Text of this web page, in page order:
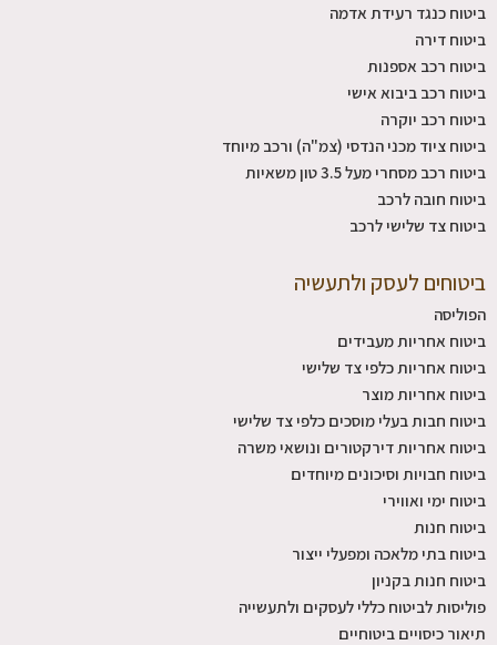
ביטוח כנגד רעידת אדמה
ביטוח דירה
ביטוח רכב אספנות
ביטוח רכב ביבוא אישי
ביטוח רכב יוקרה
ביטוח ציוד מכני הנדסי (צמ"ה) ורכב מיוחד
ביטוח רכב מסחרי מעל 3.5 טון משאיות
ביטוח חובה לרכב
ביטוח צד שלישי לרכב
ביטוחים לעסק ולתעשיה
הפוליסה
ביטוח אחריות מעבידים
ביטוח אחריות כלפי צד שלישי
ביטוח אחריות מוצר
ביטוח חבות בעלי מוסכים כלפי צד שלישי
ביטוח אחריות דירקטורים ונושאי משרה
ביטוח חבויות וסיכונים מיוחדים
ביטוח ימי ואווירי
ביטוח חנות
ביטוח בתי מלאכה ומפעלי ייצור
ביטוח חנות בקניון
פוליסות לביטוח כללי לעסקים ולתעשייה
תיאור כיסויים ביטוחיים